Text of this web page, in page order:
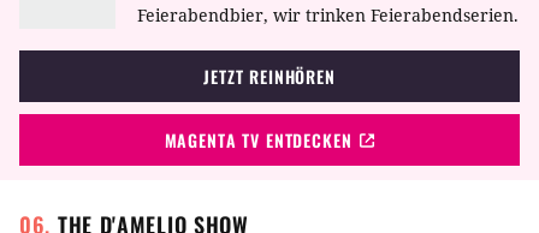
Feierabendbier, wir trinken Feierabendserien.
JETZT REINHÖREN
MAGENTA TV ENTDECKEN
THE D'AMELIO SHOW